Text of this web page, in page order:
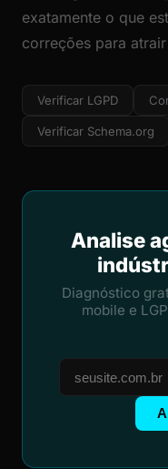
exatamente o que
correções para
Verificar LGPD
Verificar Schema.org
Analise
Diagnóstico
mobile e